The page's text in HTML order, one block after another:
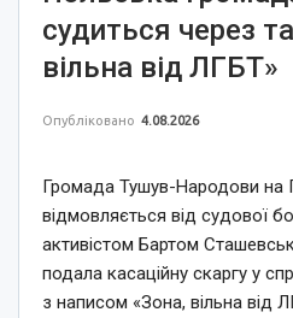
судиться через
вільна від ЛГБТ»
Опубліковано 4.08.2026
Громада Тушув-Народови на
відмовляється від судової
активістом Бартом
подала касаційну скаргу у
з написом «Зона, вільна від